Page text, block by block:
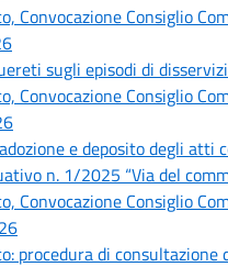
Convocazione Consiglio
sugli episodi di
Convocazione Consiglio
e deposito degli atti
n. 1/2025 “Via del
Convocazione Consiglio
procedura di consultazione